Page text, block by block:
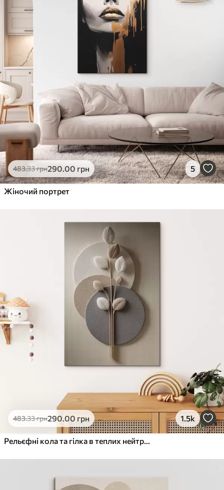
483.33грн290.00 грн 5
Жіночий портрет
483.33грн290.00 грн 1.5k
Рельєфні кола та гілка в теплих нейтральних тонах